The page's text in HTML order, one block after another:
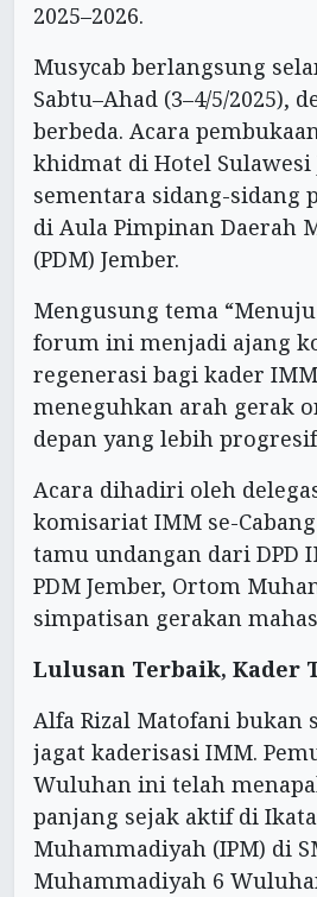
2025–2026.
Musycab berlangsung
Sabtu–Ahad (3–4/5/2025),
berbeda. Acara
khidmat di Hotel Sulawesi
sementara sidang-sidang
di Aula Pimpinan Daerah
(PDM) Jember.
Mengusung tema
forum ini menjadi ajang
regenerasi bagi kader
meneguhkan arah gerak
depan yang lebih
Acara dihadiri oleh
komisariat IMM se-
tamu undangan dari DPD
PDM Jember, Ortom
simpatisan gerakan
Lulusan Terbaik, Kader
Alfa Rizal Matofani bukan
jagat kaderisasi IMM.
Wuluhan ini telah
panjang sejak aktif di
Muhammadiyah (IPM) di
Muhammadiyah 6